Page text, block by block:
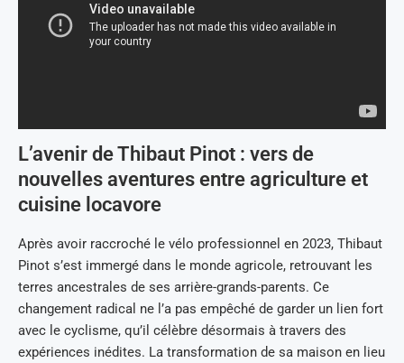
L’avenir de Thibaut Pinot : vers de
nouvelles aventures entre agriculture et
cuisine locavore
Après avoir raccroché le vélo professionnel en 2023, Thibaut
Pinot s’est immergé dans le monde agricole, retrouvant les
terres ancestrales de ses arrière-grands-parents. Ce
changement radical ne l’a pas empêché de garder un lien fort
avec le cyclisme, qu’il célèbre désormais à travers des
expériences inédites. La transformation de sa maison en lieu